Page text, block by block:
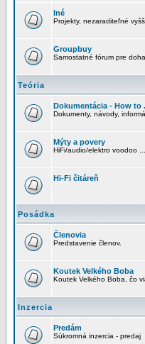
Iné
Projekty, nezaraditeľné
Groupbuy
Samostatné fórum pre
Teória
Dokumentácia - How to
Dokumenty, návody,
Mýty a povery
HiFi/audio/elektro voodoo ...
Hi-Fi čitáreň
Posádka
Členovia
Predstavenie členov.
Koutek Velkého Boba
Koutek Velkého Boba, čo
Inzercia
Predám
Súkromná inzercia - predaj